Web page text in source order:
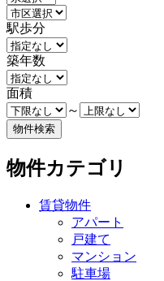
駅歩分
築年数
面積
～
物件カテゴリ
賃貸物件
アパート
戸建て
マンション
駐車場